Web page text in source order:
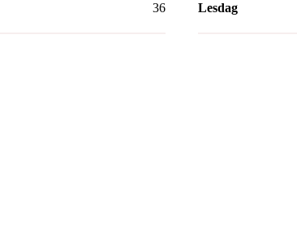
36 Lesdag